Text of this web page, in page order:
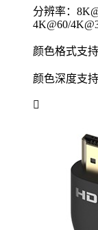
分辨率：
4K@60/
颜色格式支
颜色深度支